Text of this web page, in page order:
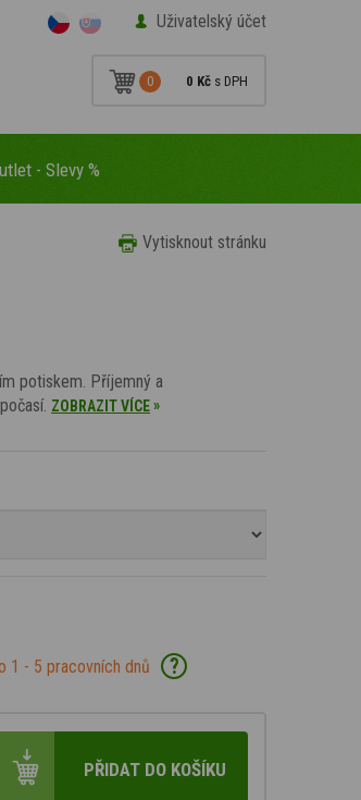
Uživatelský účet
0 0 Kč s DPH
- Slevy %
Vytisknout stránku
potiskem. Příjemný a
ZOBRAZIT VÍCE»
1 - 5 pracovních dnů ?
PŘIDAT DO KOŠÍKU